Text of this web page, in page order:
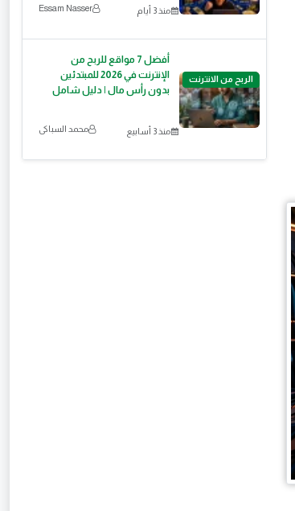
منذ 3 أيام Essam Nasser
الربح من الانترنت
أفضل 7 مواقع للربح من
الإنترنت في 2026 للمبتدئين
بدون رأس مال | دليل شامل
منذ 3 أسابيع محمد السباكى